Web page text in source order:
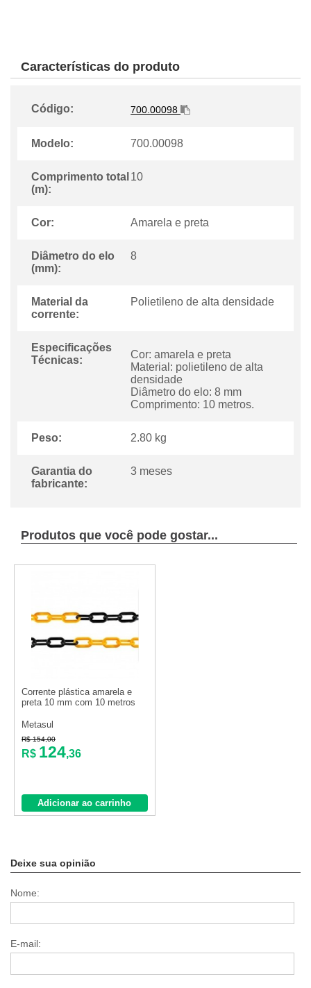
Características do produto
Código: 700.00098
Modelo: 700.00098
Comprimento total
(m):
10
Cor: Amarela e preta
Diâmetro do elo
(mm):
8
Material da
corrente:
Polietileno de alta densidade
Especificações
Técnicas:
Cor: amarela e preta
Material: polietileno de alta
densidade
Diâmetro do elo: 8 mm
Comprimento: 10 metros.
Peso: 2.80 kg
Garantia do
fabricante:
3 meses
Produtos que você pode gostar...
Corrente plástica amarela e
preta 10 mm com 10 metros
Metasul
R$ 154,00
R$ 124,36
Adicionar ao carrinho
Deixe sua opinião
Nome:
E-mail: